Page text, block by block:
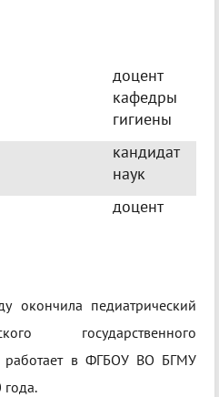
доцент
кафедры
гигиены
кандидат
наук
доцент
окончила педиатрический
государственного
работает в ФГБОУ ВО БГМУ